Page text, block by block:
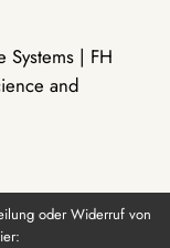
| FH
and
oder Widerruf von